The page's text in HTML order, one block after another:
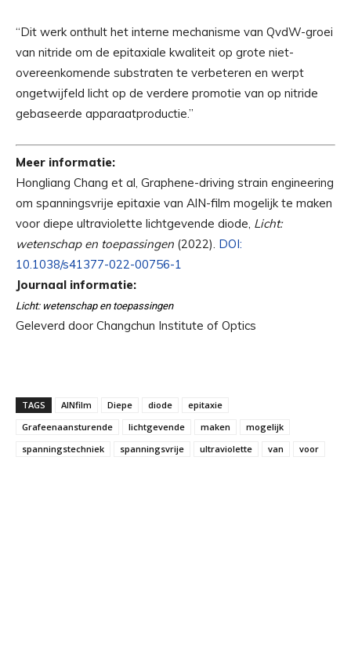
“Dit werk onthult het interne mechanisme van QvdW-groei
van nitride om de epitaxiale kwaliteit op grote niet-
overeenkomende substraten te verbeteren en werpt
ongetwijfeld licht op de verdere promotie van op nitride
gebaseerde apparaatproductie.”
Meer informatie:
Hongliang Chang et al, Graphene-driving strain engineering
om spanningsvrije epitaxie van AlN-film mogelijk te maken
voor diepe ultraviolette lichtgevende diode, Licht:
wetenschap en toepassingen (2022). DOI:
10.1038/s41377-022-00756-1
Journaal informatie:
Licht: wetenschap en toepassingen
Geleverd door Changchun Institute of Optics
TAGS AlNfilm Diepe diode
epitaxie
Grafeenaansturende
lichtgevende maken
mogelijk
spanningstechniek
spanningsvrije ultraviolette van voor